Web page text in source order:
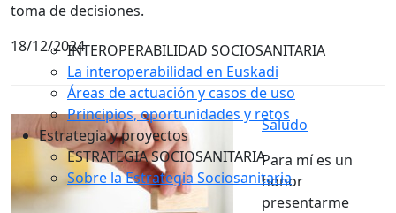
INTEROPERABILIDAD SOCIOSANITARIA
La interoperabilidad en Euskadi
Áreas de actuación y casos de uso
Principios, oportunidades y retos
Estrategia y proyectos
ESTRATEGIA SOCIOSANITARIA
Sobre la Estrategia Sociosanitaria
toma de decisiones.
18/12/2024
Saludo
Para mí es un
honor
presentarme